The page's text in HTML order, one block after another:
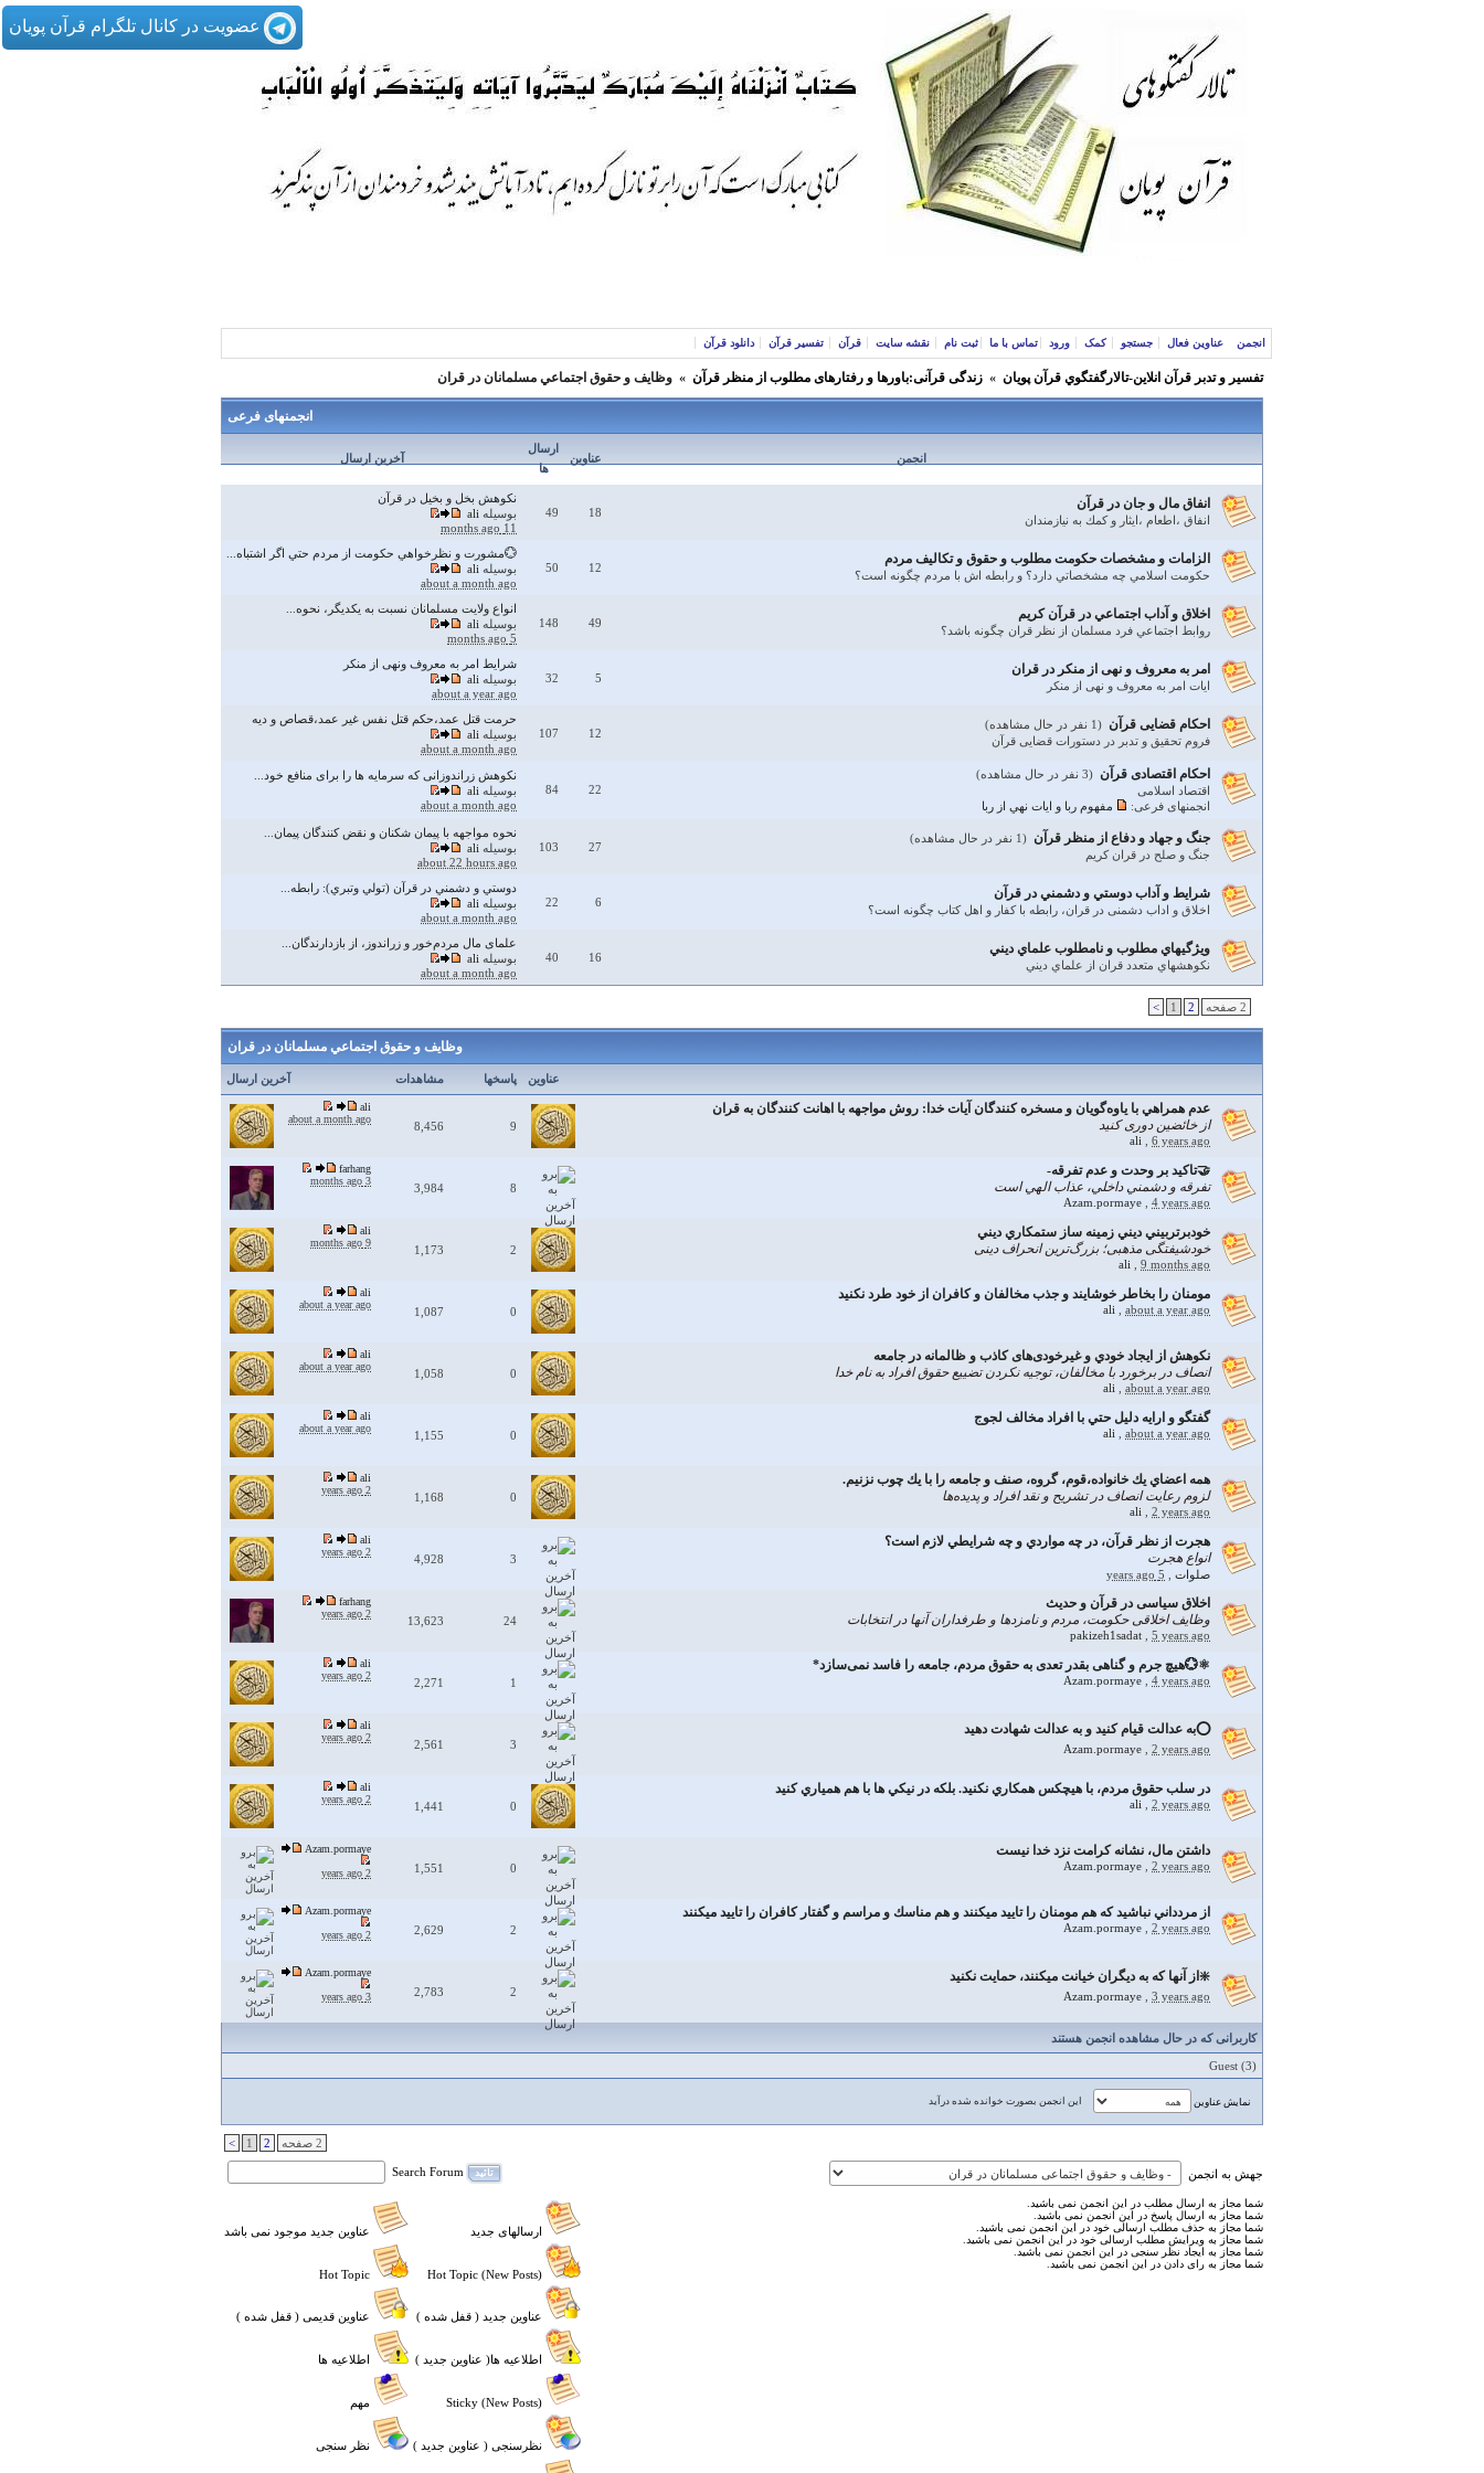
عضویت در کانال تلگرام قرآن پویان
انجمن عناوین فعال جستجو کمک ورود تماس با ما ثبت نام نقشه سایت قرآن تفسیر قرآن دانلود قرآن
تفسير و‌ تدبر قرآن انلاين-تالارگفتگوي قرآن پویان » زندگی قرآنی:باورها و رفتارهای مطلوب از منظر قرآن » وظايف و حقوق اجتماعي مسلمانان در قران
انجمنهای فرعی
انجمن عناوین
ارسال
ها
آخرین ارسال
انفاق مال و جان در قرآن
انفاق ،اطعام ،ايثار و كمك به نيازمندان
18
49
نکوهش بخل و بخیل در قرآن
بوسیله ali
11 months ago
الزامات و مشخصات حكومت مطلوب و حقوق و تكاليف مردم
حكومت اسلامي چه مشخصاتي دارد؟ و رابطه اش با مردم چگونه است؟
12
50
💮مشورت و نظرخواهي حكومت از مردم حتي اگر اشتباه...
بوسیله ali
about a month ago
اخلاق و آداب اجتماعي در قرآن كريم
روابط اجتماعي فرد مسلمان از نظر قران چگونه باشد؟
49
148
انواع ولایت مسلمانان نسبت به یکدیگر، نحوه...
بوسیله ali
5 months ago
امر به معروف و نهی از منکر در قران
ايات امر به معروف و نهی از منکر
5
32
شرایط امر به معروف ونهی از منکر
بوسیله ali
about a year ago
احکام قضایی قرآن (1 نفر در حال مشاهده)
فروم تحقیق و تدبر در دستورات قضایی قرآن
12
107
حرمت قتل عمد،حکم قتل نفس غیر عمد،قصاص و دیه
بوسیله ali
about a month ago
احکام اقتصادی قرآن (3 نفر در حال مشاهده)
اقتصاد اسلامی
انجمنهای فرعی:
مفهوم ربا و ايات نهي از ربا
22
84
نکوهش زراندوزانی که سرمایه ها را برای منافع خود...
بوسیله ali
about a month ago
جنگ و جهاد و دفاع از منظر قرآن (1 نفر در حال مشاهده)
جنگ و صلح در قران كريم
27
103
نحوه مواجهه با پيمان شكنان و نقض كنندگان پيمان...
بوسیله ali
about 22 hours ago
شرایط و آداب دوستي و دشمني در قرآن
اخلاق و اداب دشمنی در قران، رابطه با کفار و اهل کتاب چگونه است؟
6
22
دوستي و دشمني در قرآن (تولي وتبري): رابطه...
بوسیله ali
about a month ago
ويژگيهاي مطلوب و نامطلوب علماي ديني
نكوهشهاي متعدد قران از علماي ديني
16
40
علمای مال مردم‌خور و زراندوز، از بازدارندگان...
بوسیله ali
about a month ago
2 صفحه 1 2
>
وظايف و حقوق اجتماعي مسلمانان در قران
عناوین پاسخها مشاهدات آخرین ارسال
عدم همراهي با ياوه‌گويان و مسخره كنندگان آيات خدا: روش مواجهه با اهانت كنندگان به قران
از خائضین دوری کنید
ali 6 years ago
9
8,456
ali
about a month ago
🤝تاکید بر وحدت و عدم تفرقه-
تفرقه و دشمني داخلي، عذاب الهي است
Azam.pormaye 4 years ago
8
3,984
farhang
3 months ago
خودبرتربيني ديني زمينه ساز ستمكاري ديني
خودشیفتگی مذهبی؛ بزرگ‌ترین انحراف دینی
ali 9 months ago
2
1,173
ali
9 months ago
مومنان را بخاطر خوشايند و جذب مخالفان و كافران از خود طرد نكنيد
ali about a year ago
0
1,087
ali
about a year ago
نكوهش از ايجاد خودي و غيرخودی‌های كاذب و ظالمانه در جامعه
انصاف در برخورد با مخالفان، توجيه نكردن تضييع حقوق افراد به نام خدا
ali about a year ago
0
1,058
ali
about a year ago
گفتگو و ارايه دليل حتي با افراد مخالف لجوج
ali about a year ago
0
1,155
ali
about a year ago
همه اعضاي يك خانواده،قوم، گروه، صنف و جامعه را با يك چوب نزنيم.
لزوم رعايت انصاف در تشريح و نقد افراد و پديده‌ها
ali 2 years ago
0
1,168
ali
2 years ago
هجرت از نظر قرآن، در چه مواردي و چه شرايطي لازم است؟
انواع هجرت
صلوات 5 years ago
3
4,928
ali
2 years ago
اخلاق سیاسی در قرآن و حدیث
وظایف اخلاقی حکومت، مردم و نامزدها و طرفداران آنها در انتخابات
pakizeh1sadat 5 years ago
24
13,623
farhang
2 years ago
⚛💮هیچ جرم و گناهى بقدر تعدى به حقوق مردم، جامعه را فاسد نمى‌سازد*
Azam.pormaye 4 years ago
1
2,271
ali
2 years ago
⭕️به عدالت قيام كنيد و به عدالت شهادت دهيد
Azam.pormaye 2 years ago
3
2,561
ali
2 years ago
در سلب حقوق مردم، با هيچكس همكاري نكنيد. بلكه در نيكي ها با هم همياري كنيد
ali 2 years ago
0
1,441
ali
2 years ago
داشتن مال، نشانه كرامت نزد خدا نیست
Azam.pormaye 2 years ago
0
1,551
Azam.pormaye
2 years ago
از مردداني نباشيد كه هم مومنان را تاييد ميكنند و هم مناسك و مراسم و گفتار كافران را تاييد میکنند
Azam.pormaye 2 years ago
2
2,629
Azam.pormaye
2 years ago
❇️از آنها كه به ديگران خيانت ميكنند، حمايت نكنيد
Azam.pormaye 3 years ago
2
2,783
Azam.pormaye
3 years ago
کاربرانی که در حال مشاهده انجمن هستند
Guest (3)
نمایش عناوین این انجمن بصورت خوانده شده درآید
2 صفحه 1 2
>
Search Forum تائید جهش به انجمن
ارسالهای جدید عناوین جدید موجود نمی باشد
عناوین جدید ( قفل شده ) عناوین قدیمی ( قفل شده )
اطلاعیه ها( عناوین جدید ) اطلاعیه ها
مهم
نظرسنجی ( عناوین جدید ) نظر سنجی
شما مجاز به ارسال مطلب در این انجمن نمی باشید.
شما مجاز به ارسال پاسخ در این انجمن نمی باشید.
شما مجاز به حذف مطلب ارسالی خود در این انجمن نمی باشید.
شما مجاز به ویرایش مطلب ارسالی خود در این انجمن نمی باشید.
شما مجاز به ایجاد نظر سنجی در این انجمن نمی باشید.
شما مجاز به رای دادن در این انجمن نمی باشید.